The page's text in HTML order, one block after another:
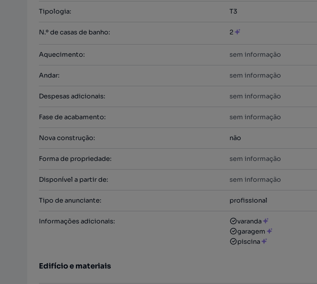
Tipologia: T3
N.º de casas de banho: 2
Aquecimento: sem informação
Andar: sem informação
Despesas adicionais: sem informação
Fase de acabamento: sem informação
Nova construção: não
Forma de propriedade: sem informação
Disponível a partir de: sem informação
Tipo de anunciante: profissional
Informações adicionais:
varanda
garagem
piscina
Edifício e materiais